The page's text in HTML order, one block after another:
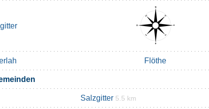
Flöthe
Salzgitter 5.5 km